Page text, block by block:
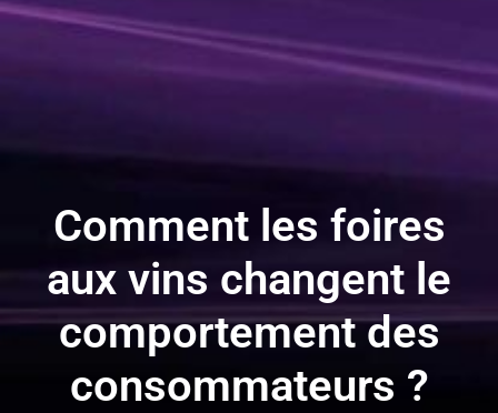
Comment les foires
aux vins changent le
comportement des
consommateurs ?